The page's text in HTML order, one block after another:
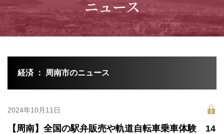
ニュース
経済 ： 周南市のニュース
2024年10月11日
【周南】全国の駅弁販売や軌道自転車乗車体験 14